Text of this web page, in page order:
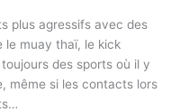
plus agressifs avec des
le muay thaï, le kick
des sports où il y
même si les contacts lors